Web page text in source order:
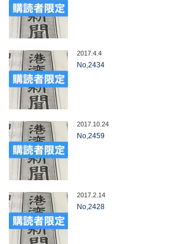
2017.4.4
No,2434
2017.10.24
No,2459
2017.2.14
No,2428